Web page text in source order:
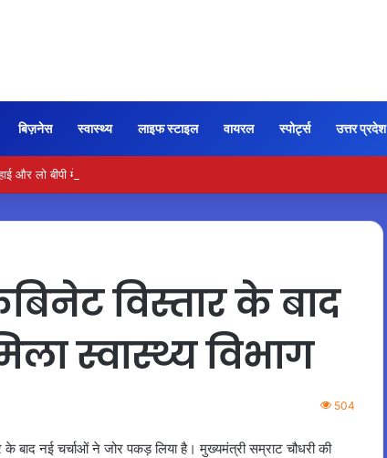
बिज़नेस स्वास्थ्य लाइफ स्टाइल वायरल स्पोर्ट्स उत्तर प्रदेश
लो बीपी में कितना नमक खाना सही, डॉक्टर ने बताया सुरक्षित मात्रा…
विस्तार के बाद
स्वास्थ्य विभाग
504
के बाद नई चर्चाओं ने जोर पकड़ लिया है। मुख्यमंत्री सम्राट चौधरी की